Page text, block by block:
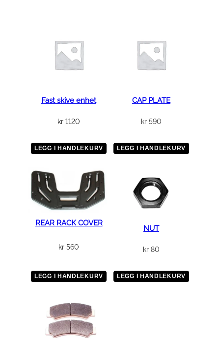
Fast skive enhet
kr 1120
LEGG I HANDLEKURV
CAP PLATE
kr 590
LEGG I HANDLEKURV
REAR RACK COVER
kr 560
LEGG I HANDLEKURV
NUT
kr 80
LEGG I HANDLEKURV